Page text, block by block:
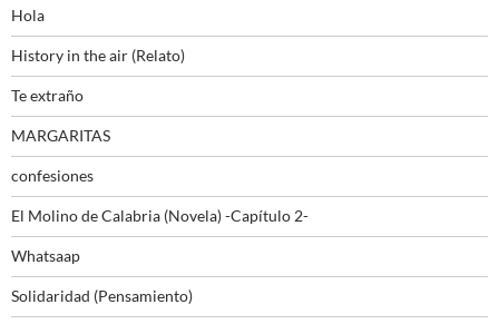
Hola
History in the air (Relato)
Te extraño
MARGARITAS
confesiones
El Molino de Calabria (Novela) -Capítulo 2-
Whatsaap
Solidaridad (Pensamiento)